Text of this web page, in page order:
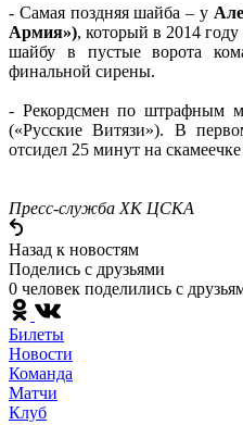
- Самая поздняя шайба – у
Армия»), который в 2014
шайбу в пустые ворота
финальной сирены.
- Рекордсмен по штрафным
(«Русские Витязи»). В
отсидел 25 минут на
Пресс-служба ХК ЦСКА
Назад к новостям
Поделись c друзьями
0 человек поделились c
Билеты
Новости
Команда
Матчи
Клуб